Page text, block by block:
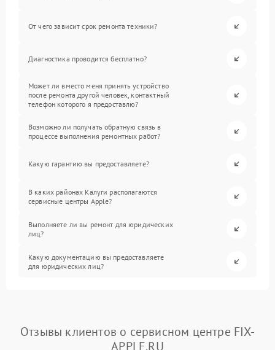
От чего зависит срок ремонта техники?
Диагностика проводится бесплатно?
Может ли вместо меня принять устройство
после ремонта другой человек, контактный
телефон которого я предоставлю?
Возможно ли получать обратную связь в
процессе выполнения ремонтных работ?
Какую гарантию вы предоставляете?
В каких районах Калуги располагаются
сервисные центры Apple?
Выполняете ли вы ремонт для юридических
лиц?
Какую документацию вы предоставляете
для юридических лиц?
Отзывы клиентов о сервисном центре FIX-
APPLE.RU